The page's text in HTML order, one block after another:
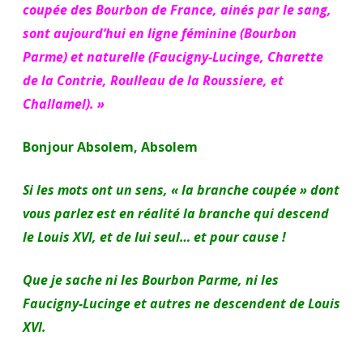
coupée des Bourbon de France, ainés par le sang,
sont aujourd’hui en ligne féminine (Bourbon
Parme) et naturelle (Faucigny-Lucinge, Charette
de la Contrie, Roulleau de la Roussiere, et
Challamel). »
Bonjour Absolem, Absolem
Si les mots ont un sens, « la branche coupée » dont
vous parlez est en réalité la branche qui descend
le Louis XVI, et de lui seul… et pour cause !
Que je sache ni les Bourbon Parme, ni les
Faucigny-Lucinge et autres ne descendent de Louis
XVI.